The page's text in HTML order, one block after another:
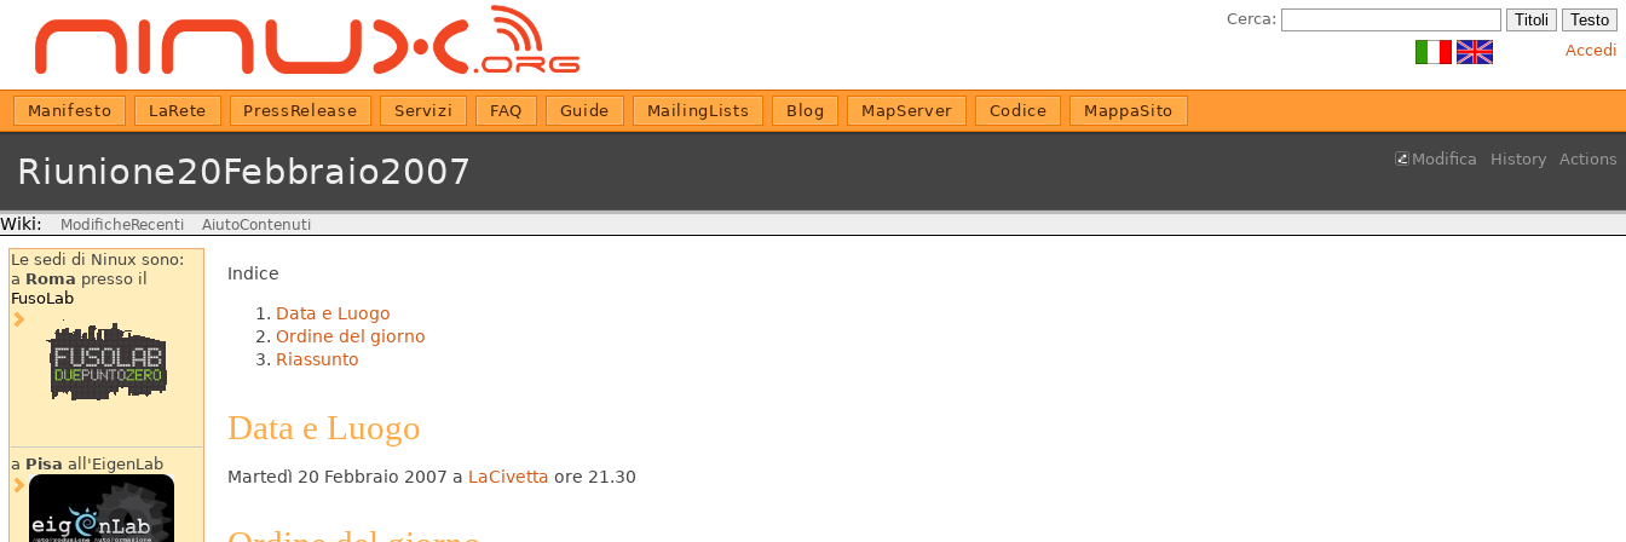
Cerca:
Accedi
Manifesto LaRete PressRelease Servizi FAQ Guide MailingLists Blog MapServer Codice MappaSito
Modifica History Actions
Riunione20Febbraio2007
Wiki: ModificheRecenti AiutoContenuti
Le sedi di Ninux sono:
a Roma presso il
FusoLab
a Pisa all'EigenLab
Indice
Data e Luogo
Ordine del giorno
Riassunto
Data e Luogo
Martedì 20 Febbraio 2007 a LaCivetta ore 21.30